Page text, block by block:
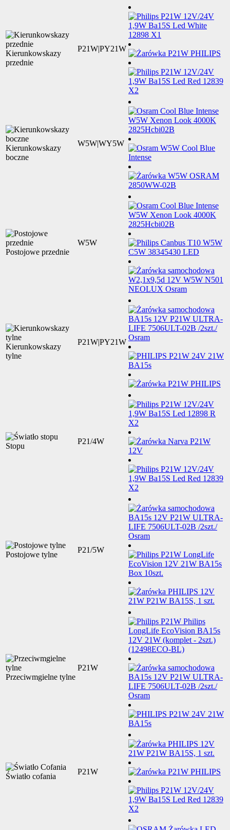
Kierunkowskazy
przednie
P21W|PY21W
Kierunkowskazy
boczne
W5W|WY5W
Postojowe przednie
W5W
Kierunkowskazy
tylne
P21W|PY21W
Stopu
P21/4W
Postojowe tylne
P21/5W
Przeciwmgielne tylne
P21W
Światło cofania
P21W